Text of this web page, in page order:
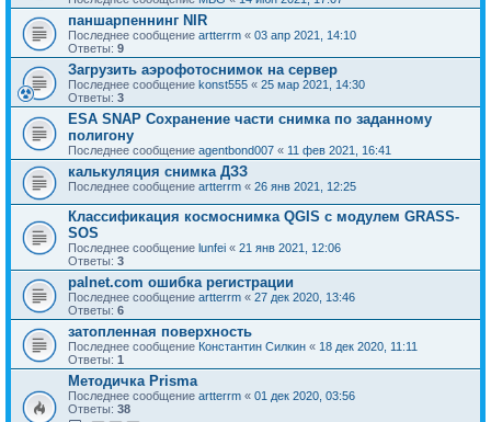
паншарпеннинг NIR
Последнее сообщение artterrm « 03 апр 2021, 14:10
Ответы: 9
Загрузить аэрофотоснимок на сервер
Последнее сообщение konst555 « 25 мар 2021, 14:30
Ответы: 3
ESA SNAP Сохранение части снимка по заданному
полигону
Последнее сообщение agentbond007 « 11 фев 2021, 16:41
калькуляция снимка ДЗЗ
Последнее сообщение artterrm « 26 янв 2021, 12:25
Классификация космоснимка QGIS с модулем GRASS-
SOS
Последнее сообщение lunfei « 21 янв 2021, 12:06
Ответы: 3
palnet.com ошибка регистрации
Последнее сообщение artterrm « 27 дек 2020, 13:46
Ответы: 6
затопленная поверхность
Последнее сообщение Константин Силкин « 18 дек 2020, 11:11
Ответы: 1
Методичка Prisma
Последнее сообщение artterrm « 01 дек 2020, 03:56
Ответы: 38